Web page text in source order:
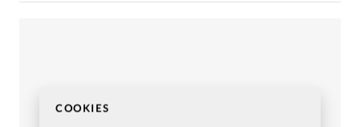
COOKIES